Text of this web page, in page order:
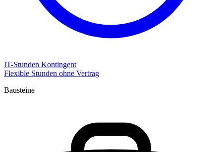
IT-Stunden Kontingent
Flexible Stunden ohne Vertrag
Bausteine